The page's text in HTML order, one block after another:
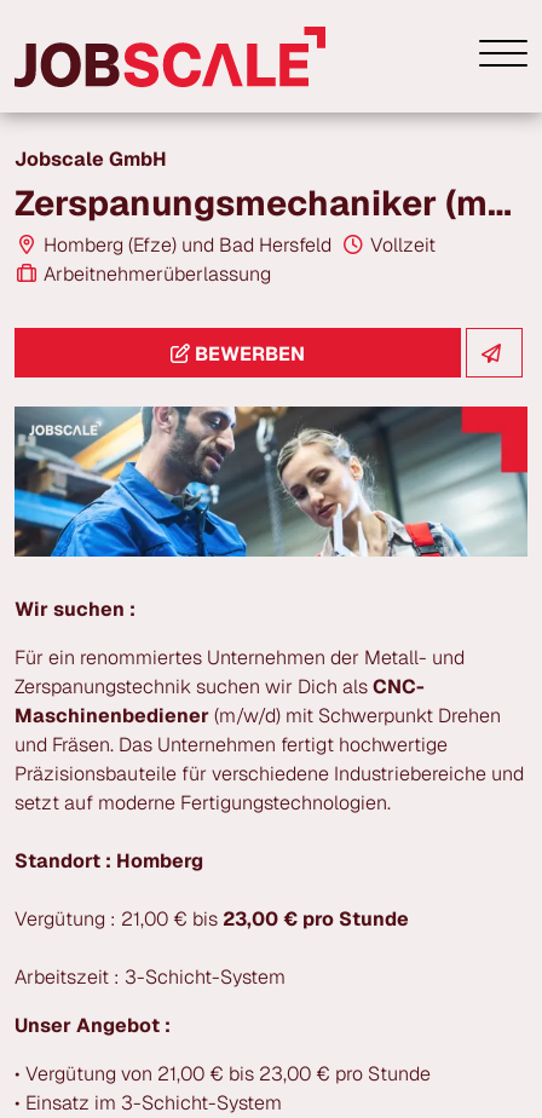
Jobscale GmbH
Zerspanungsmechaniker (m/w/d) | 3-Schicht | ab 21,00 € /h
Homberg (Efze) und Bad Hersfeld
Vollzeit
Arbeitnehmerüberlassung
BEWERBEN
Wir suchen :
Für ein renommiertes Unternehmen der Metall- und
Zerspanungstechnik suchen wir Dich alsCNC-
Maschinenbediener(m/w/d) mit Schwerpunkt Drehen
und Fräsen. Das Unternehmen fertigt hochwertige
Präzisionsbauteile für verschiedene Industriebereiche und
setzt auf moderne Fertigungstechnologien.
Standort : Homberg
Vergütung : 21,00 € bis 23,00 € pro Stunde
Arbeitszeit : 3-Schicht-System
Unser Angebot :
• Vergütung von 21,00 € bis 23,00 € pro Stunde
• Einsatz im 3-Schicht-System